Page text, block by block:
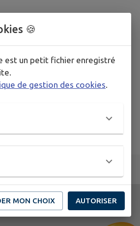
🍪
est un petit fichier enregistré
de gestion des cookies.
MON CHOIX AUTORISER